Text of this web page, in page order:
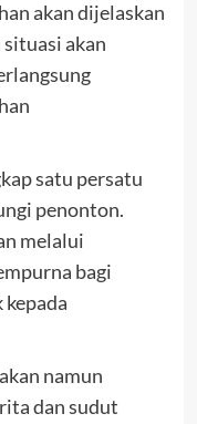
akan dijelaskan
akan
satu persatu
penonton.
melalui
bagi
kepada
namun
dan sudut